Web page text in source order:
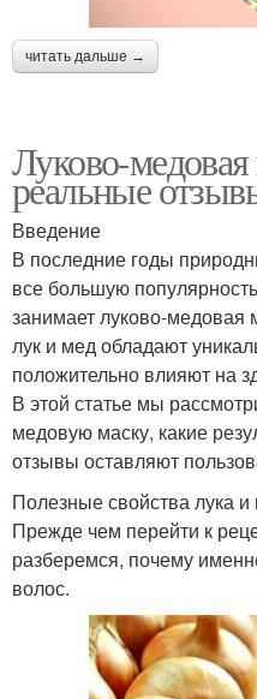
читать дальше →
Луково-
реальные
Введение
В последние годы
все большую
занимает луково-медовая
лук и мед обладают
положительно влияют на
В этой статье мы
медовую маску, какие
отзывы оставляют
Полезные свойства лука
Прежде чем перейти к
разберемся, почему
волос.